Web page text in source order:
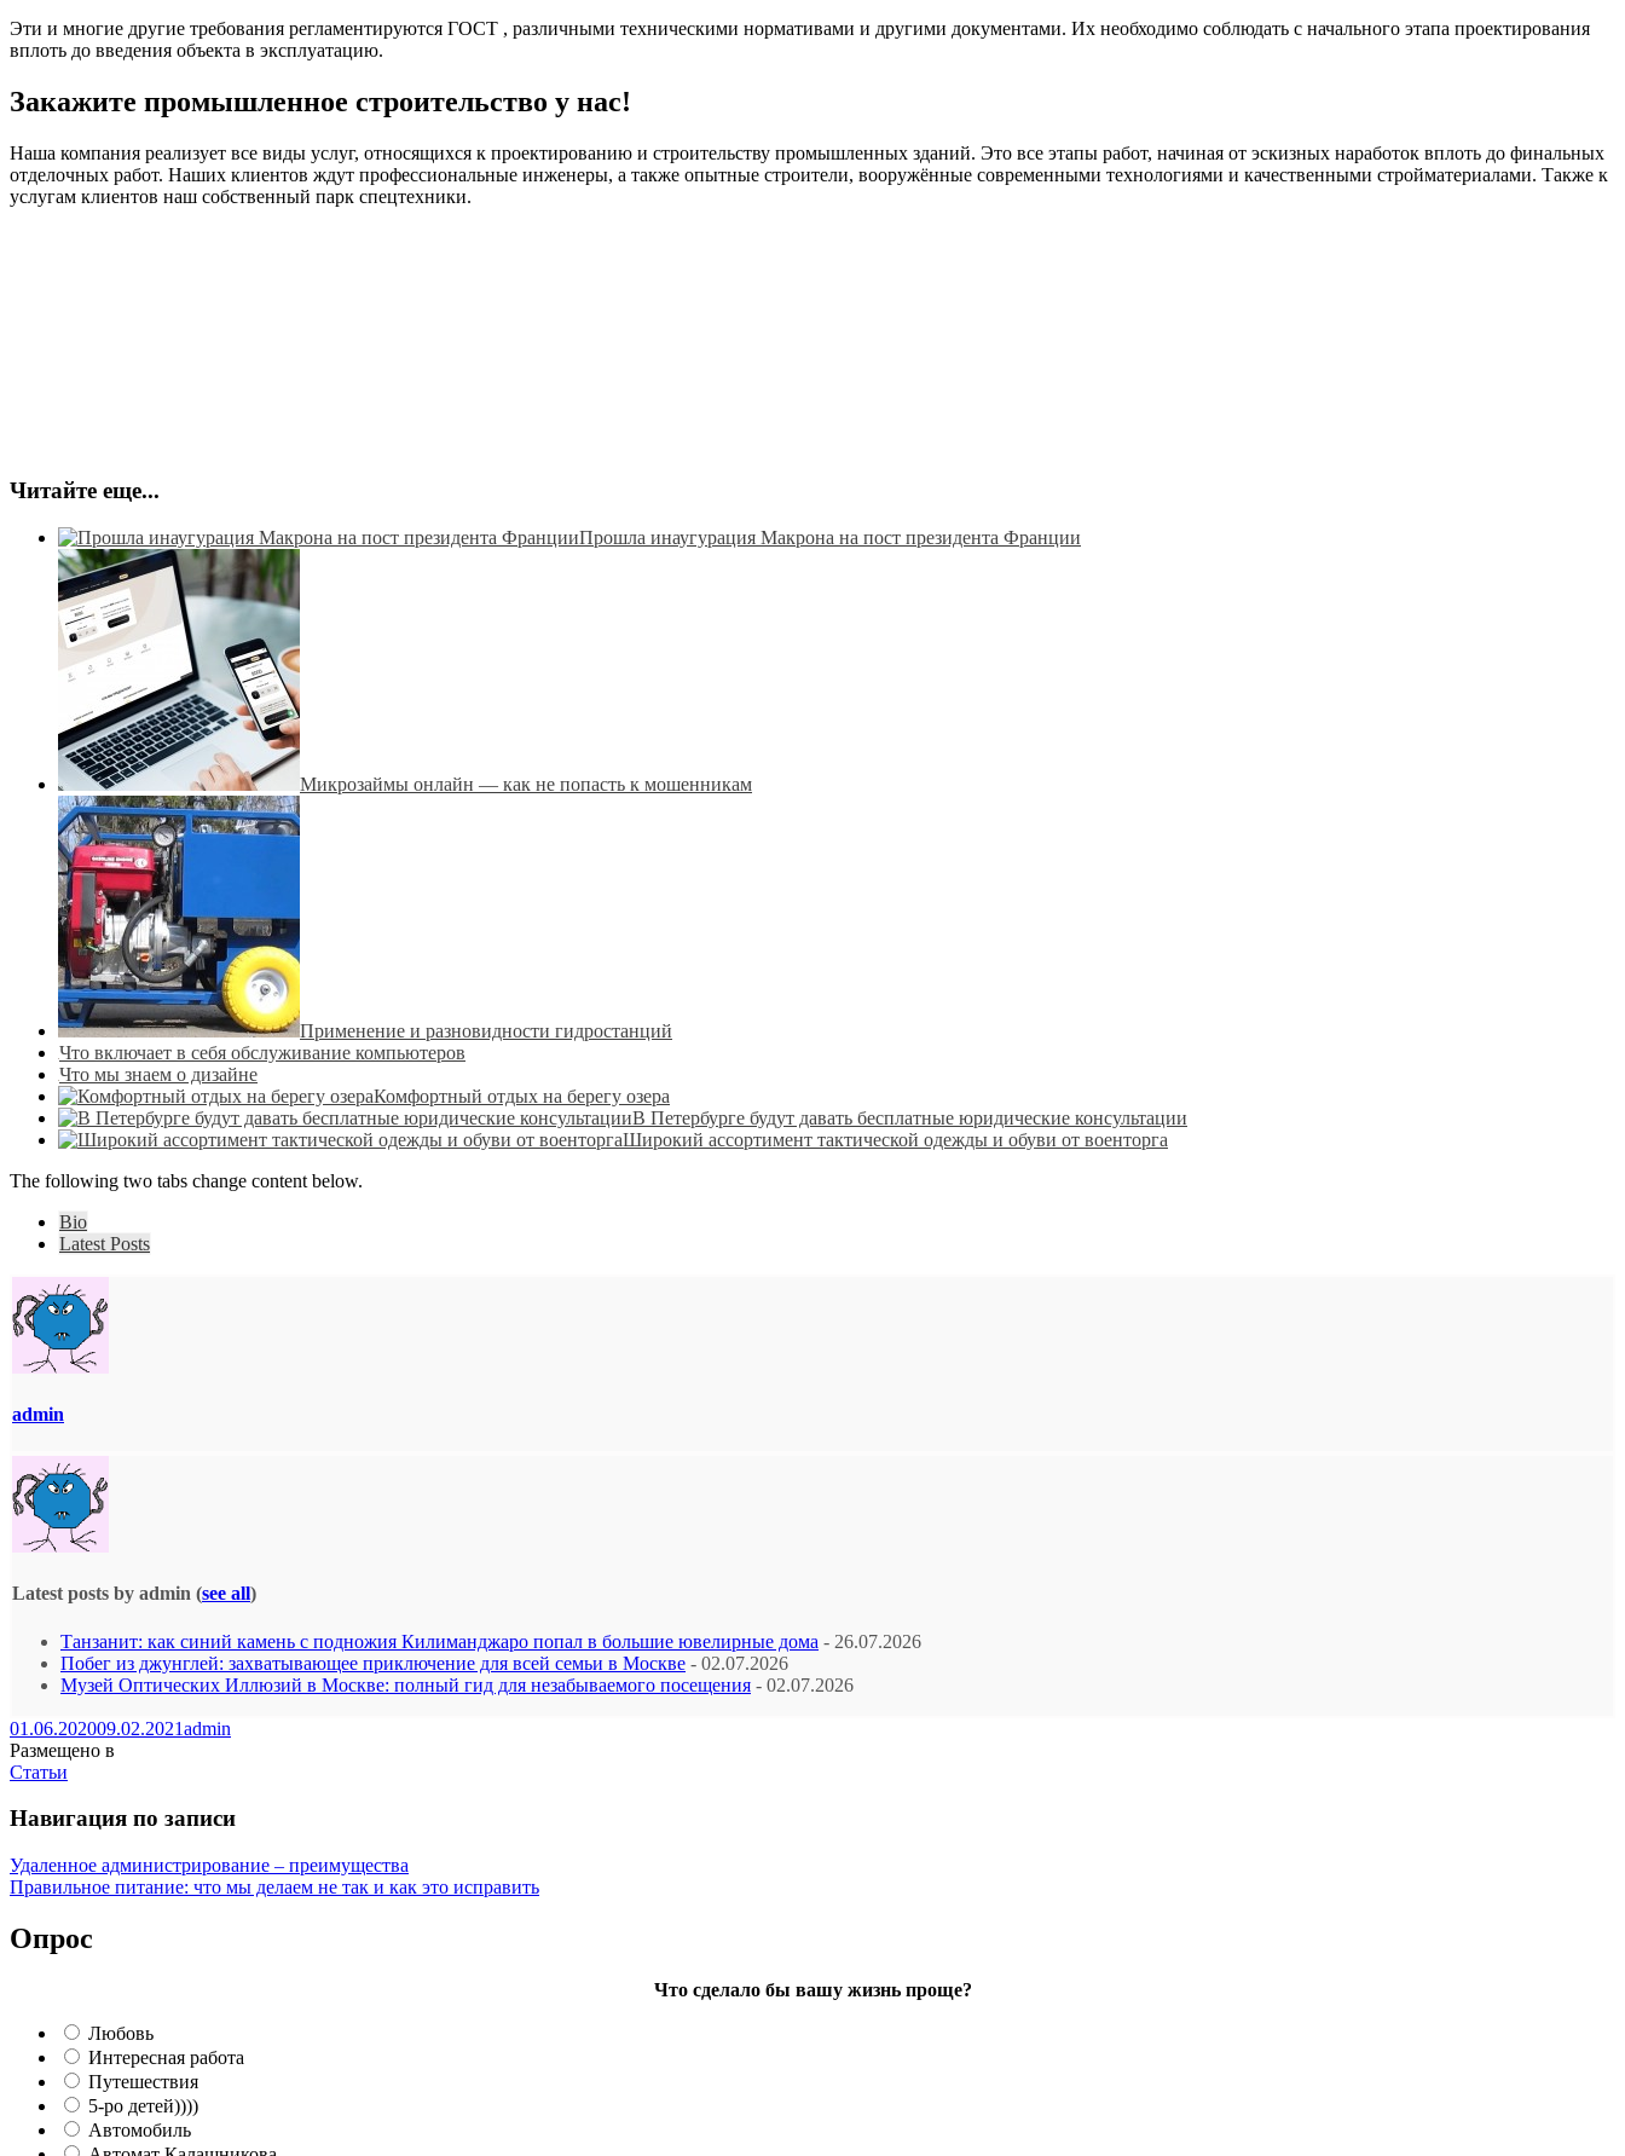
Эти и многие другие требования регламентируются ГОСТ , различными техническими нормативами и другими документами. Их необходимо соблюдать с начального этапа проектирования
вплоть до введения объекта в эксплуатацию.
Закажите промышленное строительство у нас!
Наша компания реализует все виды услуг, относящихся к проектированию и строительству промышленных зданий. Это все этапы работ, начиная от эскизных наработок вплоть до финальных
отделочных работ. Наших клиентов ждут профессиональные инженеры, а также опытные строители, вооружённые современными технологиями и качественными стройматериалами. Также к
услугам клиентов наш собственный парк спецтехники.
Читайте еще...
Прошла инаугурация Макрона на пост президента Франции
Микрозаймы онлайн — как не попасть к мошенникам
Применение и разновидности гидростанций
Что включает в себя обслуживание компьютеров
Что мы знаем о дизайне
Комфортный отдых на берегу озера
В Петербурге будут давать бесплатные юридические консультации
Широкий ассортимент тактической одежды и обуви от военторга
The following two tabs change content below.
Bio
Latest Posts
admin
Latest posts by admin (see all)
Танзанит: как синий камень с подножия Килиманджаро попал в большие ювелирные дома - 26.07.2026
Побег из джунглей: захватывающее приключение для всей семьи в Москве - 02.07.2026
Музей Оптических Иллюзий в Москве: полный гид для незабываемого посещения - 02.07.2026
01.06.202009.02.2021admin
Размещено в
Статьи
Навигация по записи
Удаленное администрирование – преимущества
Правильное питание: что мы делаем не так и как это исправить
Опрос
Что сделало бы вашу жизнь проще?
Любовь
Интересная работа
Путешествия
5-ро детей))))
Автомобиль